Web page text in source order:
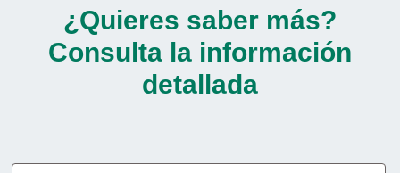
¿Quieres saber más?
Consulta la información
detallada